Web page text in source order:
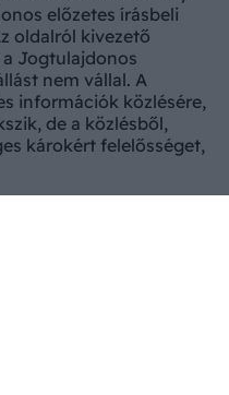
előzetes írásbeli
oldalról kivezető
Jogtulajdonos
nem vállal. A
információk közlésére,
de a közlésből,
károkért felelősséget,